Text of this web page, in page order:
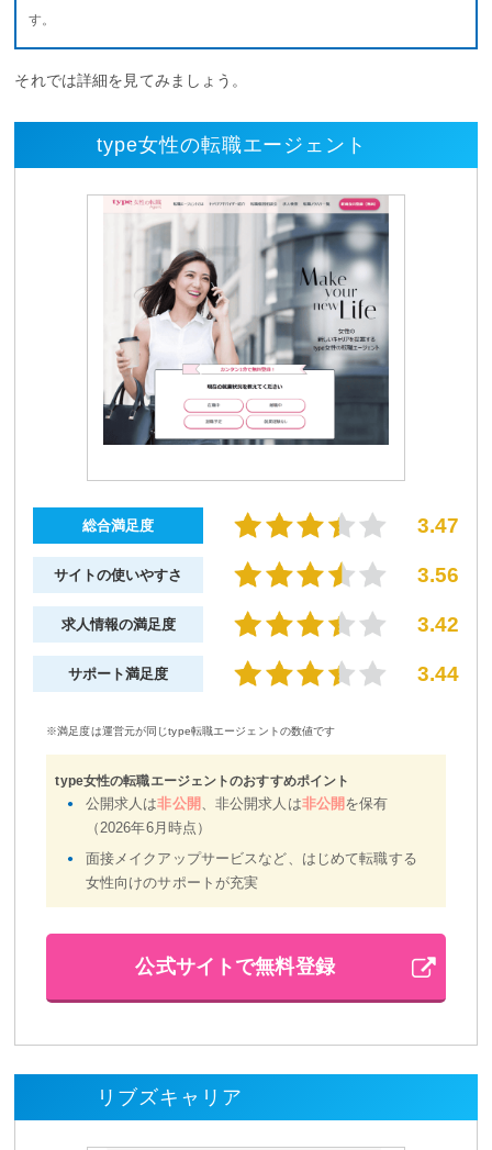
す。
それでは詳細を見てみましょう。
type女性の転職エージェント
総合満足度 3.47
サイトの使いやすさ 3.56
求人情報の満足度 3.42
サポート満足度 3.44
※満足度は運営元が同じtype転職エージェントの数値です
type女性の転職エージェントのおすすめポイント
公開求人は非公開 、非公開求人は非公開 を保有
（2026年6月時点）
面接メイクアップサービスなど、はじめて転職する
女性向けのサポートが充実
公式サイトで無料登録
リブズキャリア